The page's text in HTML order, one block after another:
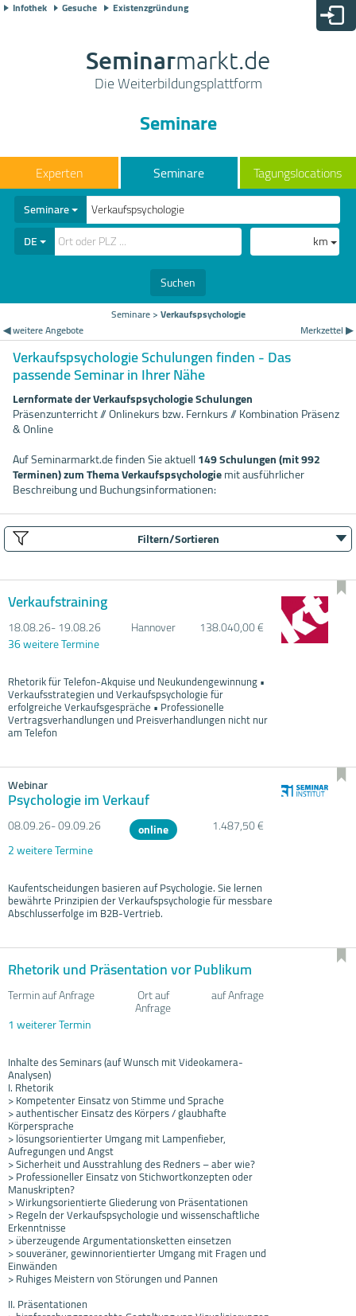
Infothek Gesuche Existenzgründung
Seminarmarkt.de
Die Weiterbildungsplattform
Seminare
Seminare Tagungslocations
Seminare
DE
km
Suchen
Seminare>Verkaufspsychologie
◀ weitere Angebote
Merkzettel ▶
Verkaufspsychologie Schulungen finden - Das
passende Seminar in Ihrer Nähe
Lernformate der Verkaufspsychologie Schulungen
Präsenzunterricht // Onlinekurs bzw. Fernkurs // Kombination Präsenz
& Online
Auf Seminarmarkt.de finden Sie aktuell149 Schulungen (mit 992
Terminen) zum Thema Verkaufspsychologiemit ausführlicher
Beschreibung und Buchungsinformationen:
Filtern/Sortieren
Verkaufstraining
18.08.26- 19.08.26 Hannover
138.040,00 €
36 weitere Termine
Rhetorik für Telefon-Akquise und Neukundengewinnung •
Verkaufsstrategien und Verkaufspsychologie für
erfolgreiche Verkaufsgespräche • Professionelle
Vertragsverhandlungen und Preisverhandlungen nicht nur
am Telefon
Webinar
Psychologie im Verkauf
08.09.26- 09.09.26 online
1.487,50 €
2 weitere Termine
Kaufentscheidungen basieren auf Psychologie. Sie lernen
bewährte Prinzipien der Verkaufspsychologie für messbare
Abschlusserfolge im B2B-Vertrieb.
Rhetorik und Präsentation vor Publikum
Termin auf Anfrage Ort auf
Anfrage
auf Anfrage
1 weiterer Termin
Inhalte des Seminars (auf Wunsch mit Videokamera-
Analysen)
I. Rhetorik
> Kompetenter Einsatz von Stimme und Sprache
> authentischer Einsatz des Körpers / glaubhafte
Körpersprache
> lösungsorientierter Umgang mit Lampenfieber,
Aufregungen und Angst
> Sicherheit und Ausstrahlung des Redners – aber wie?
> Professioneller Einsatz von Stichwortkonzepten oder
Manuskripten?
> Wirkungsorientierte Gliederung von Präsentationen
> Regeln der Verkaufspsychologie und wissenschaftliche
Erkenntnisse
> überzeugende Argumentationsketten einsetzen
> souveräner, gewinnorientierter Umgang mit Fragen und
Einwänden
> Ruhiges Meistern von Störungen und Pannen
II. Präsentationen